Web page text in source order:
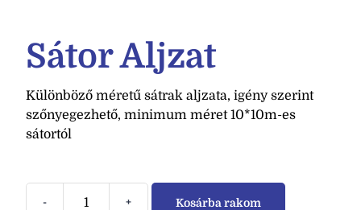
Sátor Aljzat
Különböző méretű sátrak aljzata, igény szerint
szőnyegezhető, minimum méret 10*10m-es
sátortól
- + Kosárba rakom